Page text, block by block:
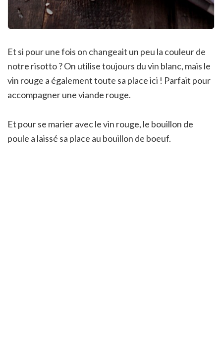
Et si pour une fois on changeait un peu la couleur de
notre risotto ? On utilise toujours du vin blanc, mais le
vin rouge a également toute sa place ici ! Parfait pour
accompagner une viande rouge.
Et pour se marier avec le vin rouge, le bouillon de
poule a laissé sa place au bouillon de boeuf.